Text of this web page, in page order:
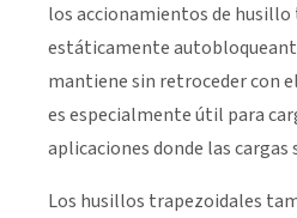
los accionamientos de
estáticamente
mantiene sin retroceder con
es especialmente útil para
aplicaciones donde las
Los husillos trapezoidales